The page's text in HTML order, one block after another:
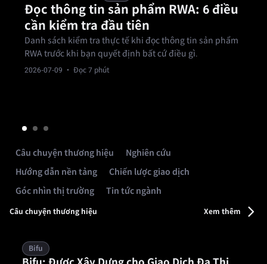
Đọc thông tin sản phẩm RWA: 6 điều
cần kiểm tra đầu tiên
Danh sách kiểm tra thực tế khi đọc thông tin sản phẩm
RWA trước khi bạn quyết định bất cứ điều gì.
2026-07-09 · Đọc 7 phút
Câu chuyện thương hiệu
Nghiên cứu
Hướng dẫn nền tảng
Chiến lược giao dịch
Góc nhìn thị trường
Tin tức ngành
Câu chuyện thương hiệu Xem thêm
Bifu